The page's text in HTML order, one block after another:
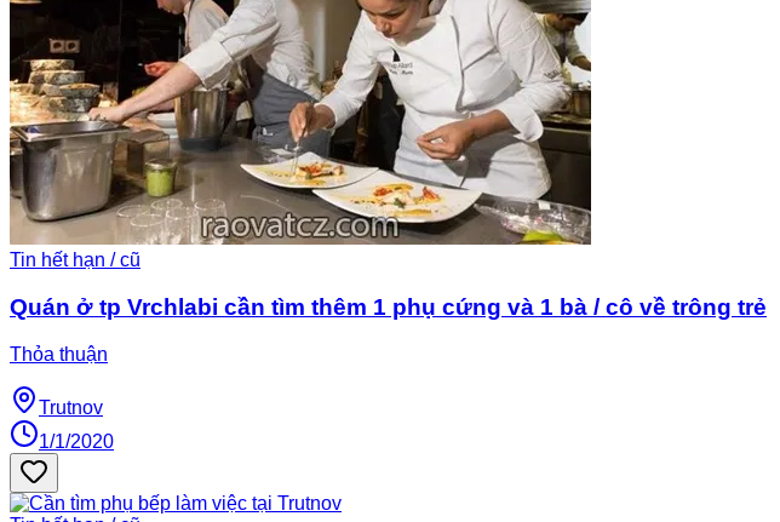
Tin hết hạn / cũ
Quán ở tp Vrchlabi cần tìm thêm 1 phụ cứng và 1 bà / cô về trông trẻ
Thỏa thuận
Trutnov
1/1/2020